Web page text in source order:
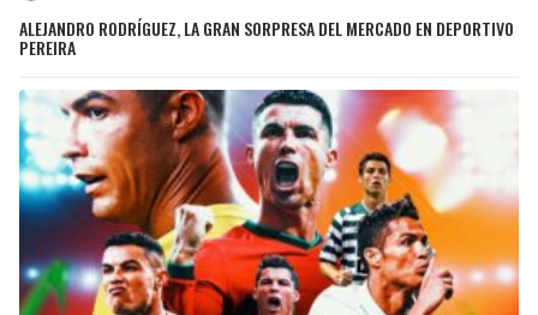
ALEJANDRO RODRÍGUEZ, LA GRAN SORPRESA DEL MERCADO EN DEPORTIVO
PEREIRA